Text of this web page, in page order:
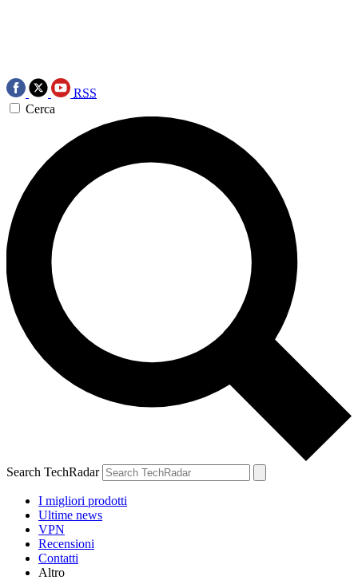
RSS
Cerca
Search TechRadar
I migliori prodotti
Ultime news
VPN
Recensioni
Contatti
Altro